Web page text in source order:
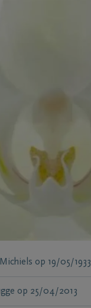
op 19/05/1933
op 25/04/2013